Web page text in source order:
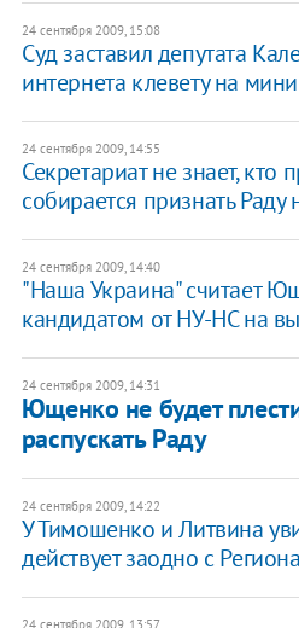
24 сентября 2009, 15:08
Суд заставил депутата
интернета клевету на
24 сентября 2009, 14:55
Секретариат не знает,
собирается признать Раду
24 сентября 2009, 14:40
"Наша Украина" считает
кандидатом от НУ-НС на
24 сентября 2009, 14:31
Ющенко не будет
распускать Раду
24 сентября 2009, 14:22
У Тимошенко и Литвина
действует заодно с
24 сентября 2009, 13:57